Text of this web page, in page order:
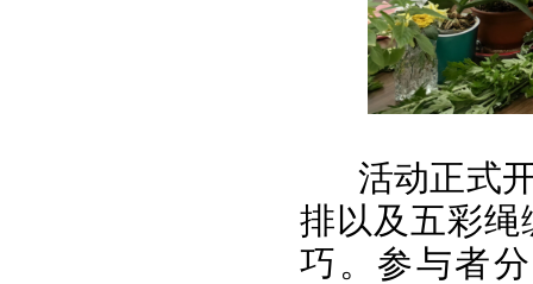
活动正式
排以及五彩
巧。参与者